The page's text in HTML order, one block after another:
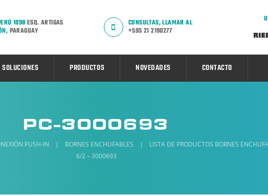
1098 ESQ. ARTIGAS
PARAGUAY
CONSULTAS, LLAMAR AL
+595 21 2190277
SOLUCIONES PRODUCTOS NOVEDADES CONTACTO
PC-3000693
PUSH-IN | BORNES ENCHUFABLES | LISTA DE PRODUCTOS BORNES
6/2 – 3000693